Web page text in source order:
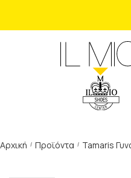
Αρχική / Προϊόντα / Tamaris